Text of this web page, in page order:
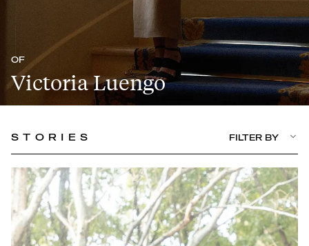
OF
Victoria Luengo
STORIES FILTER BY